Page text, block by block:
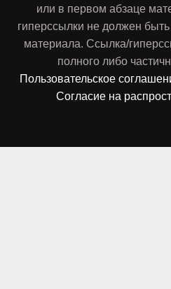
или в первом абзаце
гиперссылки не должен
материала. Ссылка/
полного либо
Пользовательское
Согласие на